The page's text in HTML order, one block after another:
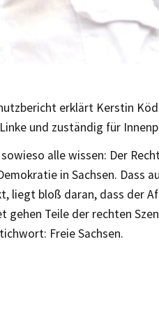
erklärt Kerstin
und zuständig für
alle wissen: Der
in Sachsen. Dass
liegt bloß daran, dass der
Teile der rechten
Freie Sachsen.